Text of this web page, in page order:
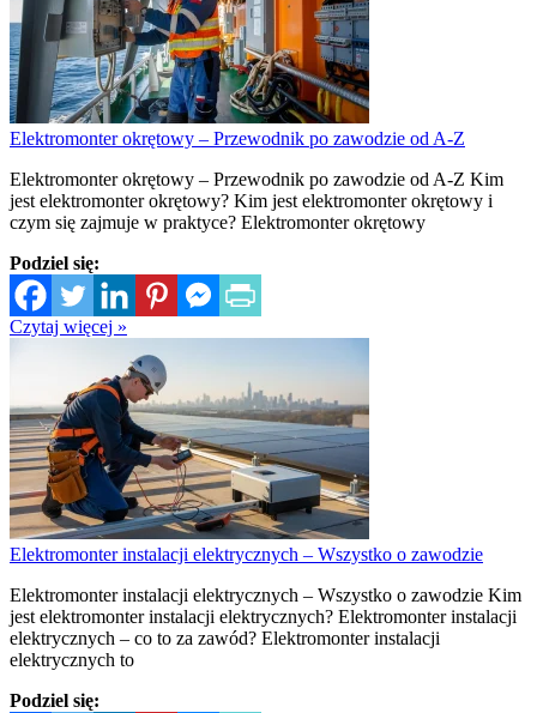
Elektromonter okrętowy – Przewodnik po zawodzie od A-Z
Elektromonter okrętowy – Przewodnik po zawodzie od A-Z Kim
jest elektromonter okrętowy? Kim jest elektromonter okrętowy i
czym się zajmuje w praktyce? Elektromonter okrętowy
Podziel się:
Czytaj więcej »
Elektromonter instalacji elektrycznych – Wszystko o zawodzie
Elektromonter instalacji elektrycznych – Wszystko o zawodzie Kim
jest elektromonter instalacji elektrycznych? Elektromonter instalacji
elektrycznych – co to za zawód? Elektromonter instalacji
elektrycznych to
Podziel się: